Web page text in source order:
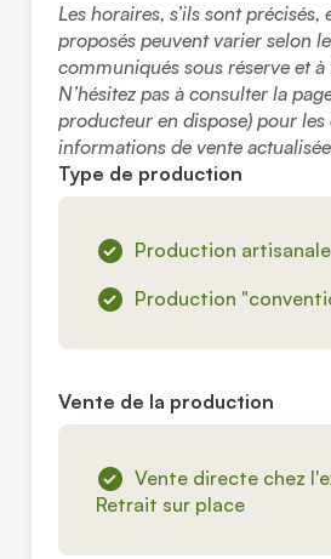
Les horaires, s’ils sont précisés,
proposés peuvent varier selon
communiqués sous réserve et
N’hésitez pas à consulter la
producteur en dispose) pour les
informations de vente
Type de production
Production artisanale
Production
Vente de la production
Vente directe chez
Retrait sur place